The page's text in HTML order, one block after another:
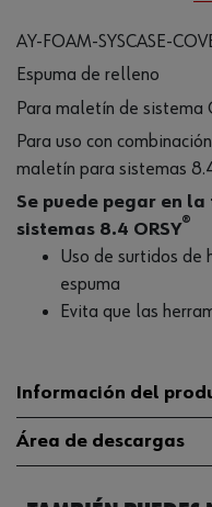
AY-FOAM-SYSCASE-
Espuma de relleno
Para maletín de sistema
Para uso con
maletín para sistemas
Se puede pegar en
sistemas 8.4 ORSY®
Uso de surtidos de
espuma
Evita que las
Información del
Profundidad
Área de descargas